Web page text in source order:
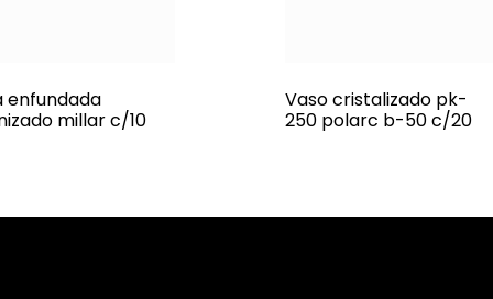
enfundada
millar c/10
Vaso cristalizado pk-
250 polarc b-50 c/20